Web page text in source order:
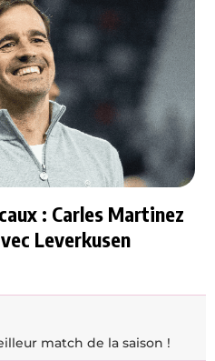
: Carles Martinez
Leverkusen
match de la saison !